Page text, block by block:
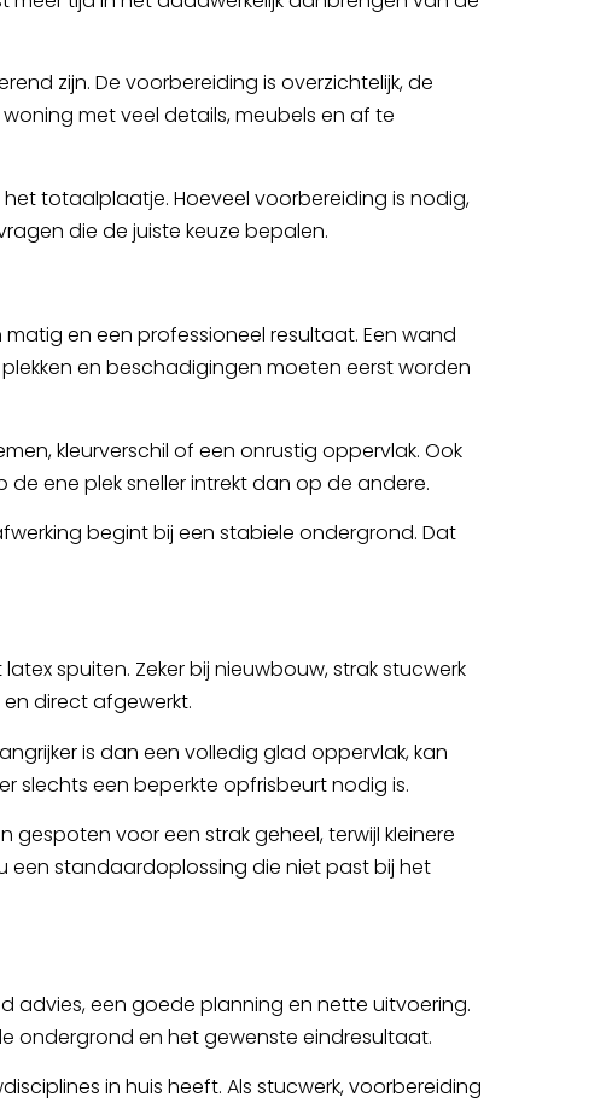
zijn. De voorbereiding is overzichtelijk, de
met veel details, meubels en af te
totaalplaatje. Hoeveel voorbereiding is nodig,
die de juiste keuze bepalen.
en een professioneel resultaat. Een wand
en beschadigingen moeten eerst worden
kleurverschil of een onrustig oppervlak. Ook
ene plek sneller intrekt dan op de andere.
begint bij een stabiele ondergrond. Dat
spuiten. Zeker bij nieuwbouw, strak stucwerk
direct afgewerkt.
is dan een volledig glad oppervlak, kan
slechts een beperkte opfrisbeurt nodig is.
voor een strak geheel, terwijl kleinere
een standaardoplossing die niet past bij het
advies, een goede planning en nette uitvoering.
ondergrond en het gewenste eindresultaat.
in huis heeft. Als stucwerk, voorbereiding